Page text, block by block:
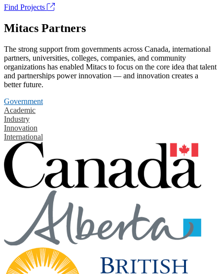
Find Projects
Mitacs Partners
The strong support from governments across Canada, international
partners, universities, colleges, companies, and community
organizations has enabled Mitacs to focus on the core idea that talent
and partnerships power innovation — and innovation creates a
better future.
Government
Academic
Industry
Innovation
International